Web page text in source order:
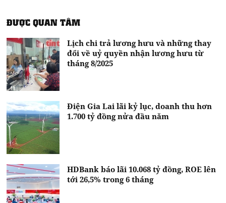
ĐƯỢC QUAN TÂM
Lịch chi trả lương hưu và những thay
đổi về uỷ quyền nhận lương hưu từ
tháng 8/2025
Điện Gia Lai lãi kỷ lục, doanh thu hơn
1.700 tỷ đồng nửa đầu năm
HDBank báo lãi 10.068 tỷ đồng, ROE lên
tới 26,5% trong 6 tháng